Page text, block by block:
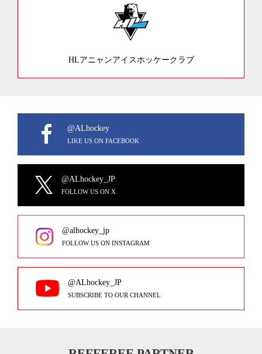
HLアニャンアイスホッケークラブ
@ALhockey
LIKE US ON FACEBOOK
@ALhockey_JP
FOLLOW US ON X
@alhockey_jp
FOLLOW US ON INSTAGRAM
@ALhockey_JP
SUBSCRIBE TO OUR CHANNEL